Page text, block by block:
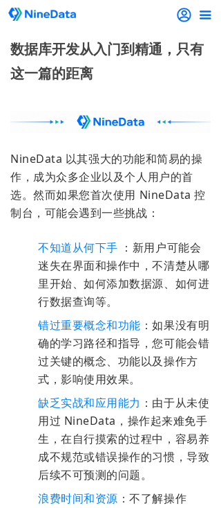
끀
数据库开发从入门到精通，只有
这一篇的距离
NineData 以其强大的功能和简易的操
作，成为众多企业以及个人用户的首
选。然而如果您首次使用 NineData 控
制台，可能会遇到一些挑战：
不知道从何下手 ：新用户可能会
迷失在界面和操作中，不清楚从哪
里开始、如何添加数据源、如何进
行数据查询等。
错过重要概念和功能 ：如果没有明
确的学习路径和指导，您可能会错
过关键的概念、功能以及操作方
式，影响使用效果。
缺乏实战和应用能力 ：由于从未使
用过 NineData，操作起来难免手
生，在自行摸索的过程中，容易养
成不规范或错误操作的习惯，导致
后续不可预测的问题。
浪费时间和资源 ：不了解操作